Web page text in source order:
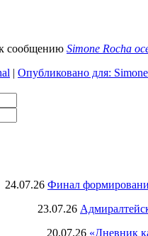
сообщению Simone Rocha
| Опубликовано для:
24.07.26 Финал
23.07.26
20.07.26 «Дневник